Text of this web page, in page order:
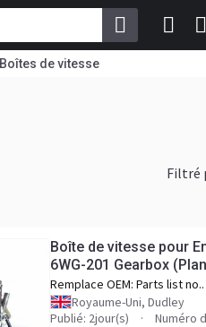
Boîtes de vitesse
Filtré
Boîte de vitesse pour
6WG-201 Gearbox
Remplace OEM: Parts list no.
4644036212
Royaume-Uni, Dudley
Publié: 2jour(s)
Numéro